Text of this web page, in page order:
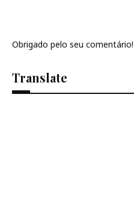
Obrigado pelo seu comentário!
Translate